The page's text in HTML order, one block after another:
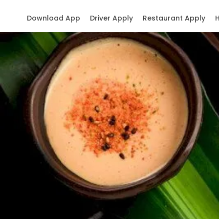
Restaurant Apply
Driver Apply
Download App